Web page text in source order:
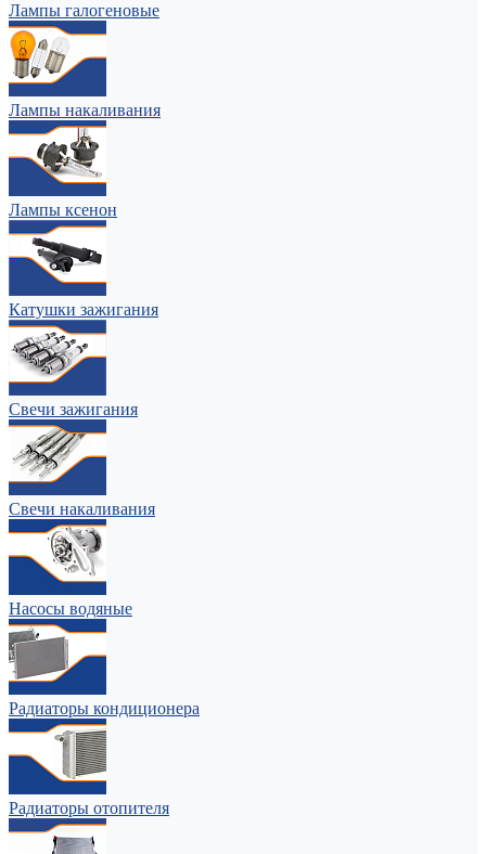
Лампы галогеновые
Лампы накаливания
Лампы ксенон
Катушки зажигания
Свечи зажигания
Свечи накаливания
Насосы водяные
Радиаторы кондиционера
Радиаторы отопителя